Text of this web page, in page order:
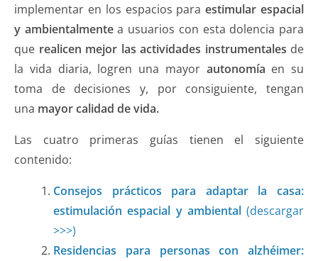
implementar en los espacios paraestimular espacial
y ambientalmentea usuarios con esta dolencia para
que realicen mejor las actividades instrumentales de
la vida diaria, logren una mayor autonomía en su
toma de decisiones y, por consiguiente, tengan
una mayor calidad de vida.
Las cuatro primeras guías tienen el siguiente
contenido:
Consejos prácticos para adaptar la casa:
estimulación espacial y ambiental (descargar
>>>)
Residencias para personas con alzhéimer: